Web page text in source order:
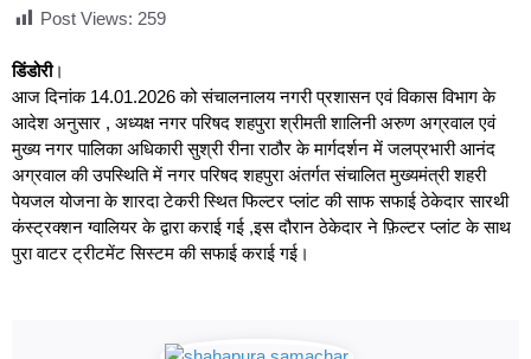
Post Views: 259
डिंडोरी।
आज दिनांक 14.01.2026 को संचालनालय नगरी प्रशासन एवं विकास विभाग के
आदेश अनुसार , अध्यक्ष नगर परिषद शहपुरा श्रीमती शालिनी अरुण अग्रवाल एवं
मुख्य नगर पालिका अधिकारी सुश्री रीना राठौर के मार्गदर्शन में जलप्रभारी आनंद
अग्रवाल की उपस्थिति में नगर परिषद शहपुरा अंतर्गत संचालित मुख्यमंत्री शहरी
पेयजल योजना के शारदा टेकरी स्थित फिल्टर प्लांट की साफ सफाई ठेकेदार सारथी
कंस्ट्रक्शन ग्वालियर के द्वारा कराई गई ,इस दौरान ठेकेदार ने फ़िल्टर प्लांट के साथ
पुरा वाटर ट्रीटमेंट सिस्टम की सफाई कराई गई।